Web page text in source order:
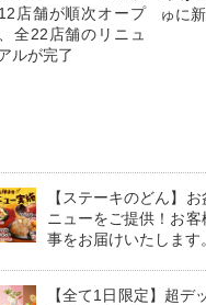
店舗が順次オープ
全22店舗のリニュ
ルが完了
ゅに
【ステーキのどん】
ニューをご提供！お
事をお届けいたします。
【全て1日限定】超デ